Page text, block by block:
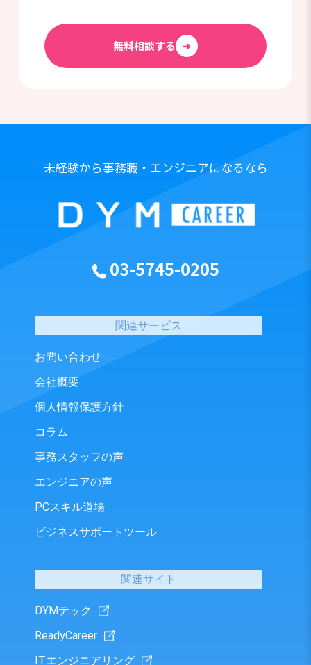
無料相談する ➜
未経験から事務職・エンジニアになるなら
03-5745-0205
関連サービス
お問い合わせ
会社概要
個人情報保護方針
コラム
事務スタッフの声
エンジニアの声
PCスキル道場
ビジネスサポートツール
関連サイト
DYMテック
ReadyCareer
ITエンジニアリング